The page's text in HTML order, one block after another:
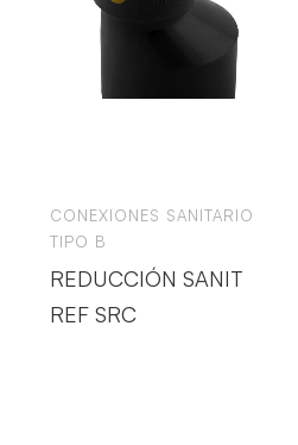
CONEXIONES SANITARIO
TIPO B
REDUCCIÓN SANIT
REF SRC